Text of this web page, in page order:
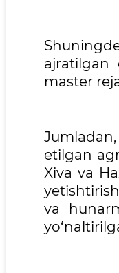
ajratilgan
master
etilgan
Xiva va
va